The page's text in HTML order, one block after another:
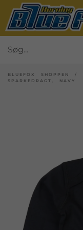
BLUEFOX SHOPPEN /
SPARKEDRAGT, NAVY